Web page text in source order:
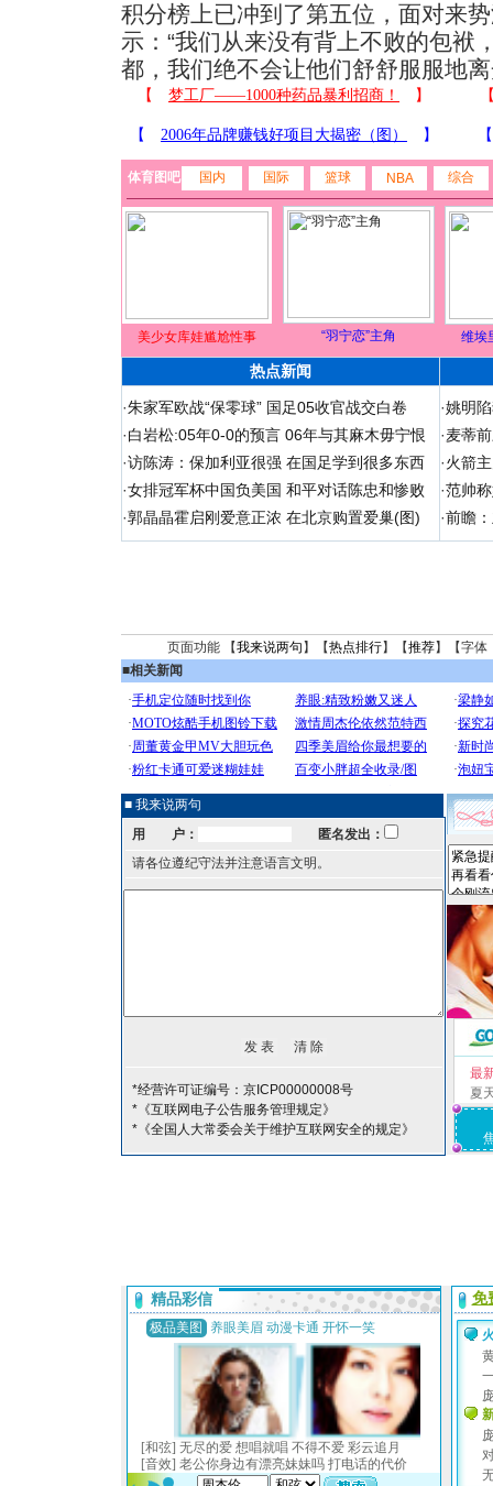
积分榜上已冲到了第五位，面对来
示：“我们从来没有背上不败的包袱
都，我们绝不会让他们舒舒服服地离
体育图吧 国内 国际 篮球 NBA 综合
美少女库娃尴尬性事 “羽宁恋”主角 维埃
热点新闻
·朱家军欧战“保零球” 国足05收官战交白卷
·白岩松:05年0-0的预言 06年与其麻木毋宁恨
·访陈涛：保加利亚很强 在国足学到很多东西
·女排冠军杯中国负美国 和平对话陈忠和惨败
·郭晶晶霍启刚爱意正浓 在北京购置爱巢(图)
·姚明
·麦蒂
·火箭
·范帅
·前瞻
页面功能 【我来说两句 】【热点排行】【推荐】【字体
■相关新闻
■ 我来说两句
用 户：
匿名发出：
请各位遵纪守法并注意语言文明。
*经营许可证编号：京ICP00000008号
*《互联网电子公告服务管理规定》
*《全国人大常委会关于维护互联网安全的规定》
最
夏